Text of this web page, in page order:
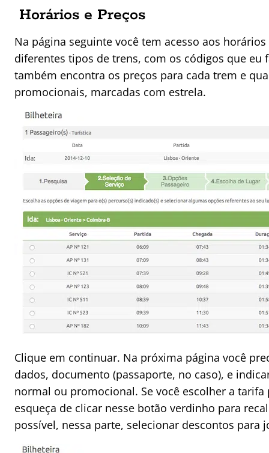
Horários e Preços
Na página seguinte você tem acesso aos
diferentes tipos de trens, com os códigos que eu
também encontra os preços para cada trem e
promocionais, marcadas com estrela.
Clique em continuar. Na próxima página você
dados, documento (passaporte, no caso), e
normal ou promocional. Se você escolher a
esqueça de clicar nesse botão verdinho para
possível, nessa parte, selecionar descontos para